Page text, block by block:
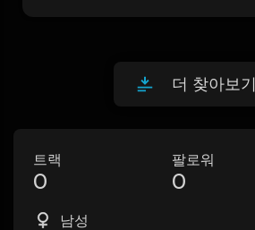
더 찾아보기
트랙
0
팔로워
0
남성